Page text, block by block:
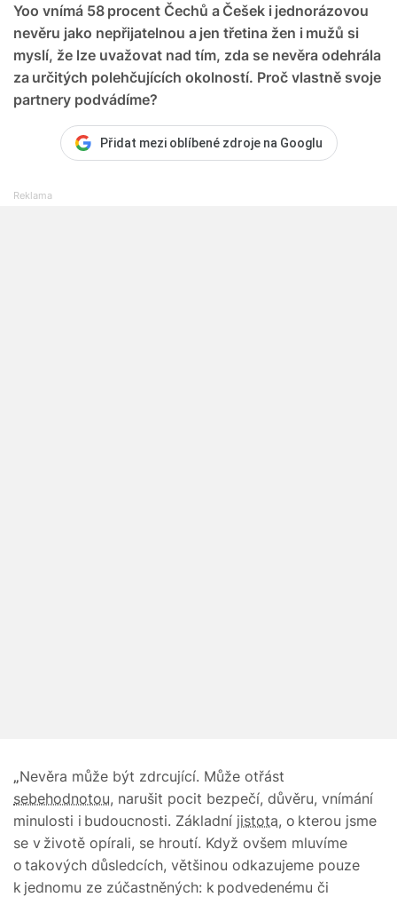
Yoo vnímá 58 procent Čechů a Češek i jednorázovou
nevěru jako nepřijatelnou a jen třetina žen i mužů si
myslí, že lze uvažovat nad tím, zda se nevěra odehrála
za určitých polehčujících okolností. Proč vlastně svoje
partnery podvádíme?
Přidat mezi oblíbené zdroje na Googlu
„Nevěra může být zdrcující. Může otřást
sebehodnotou, narušit pocit bezpečí, důvěru, vnímání
minulosti i budoucnosti. Základní jistota, o kterou jsme
se v životě opírali, se hroutí. Když ovšem mluvíme
o takových důsledcích, většinou odkazujeme pouze
k jednomu ze zúčastněných: k podvedenému či